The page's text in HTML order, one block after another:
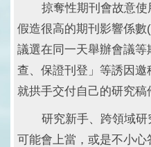
掠奪性期刊會故意使
假造很高的期刊影響係
議選在同一天舉辦會議
查、保證刊登」等誘因邀
就拱手交付自己的研究稿
研究新手、跨領域研
可能會上當，或是不小